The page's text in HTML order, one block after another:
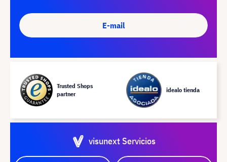
E-mail
Trusted Shops
partner
idealo tienda
visunext Servicios